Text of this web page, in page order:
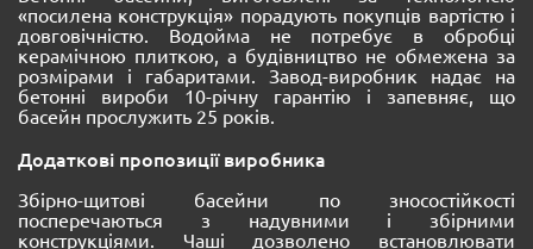
«посилена конструкція» порадують покупців вартістю і
довговічністю. Водойма не потребує в обробці
керамічною плиткою, а будівництво не обмежена за
розмірами і габаритами. Завод-виробник надає на
бетонні вироби 10-річну гарантію і запевняє, що
басейн прослужить 25 років.
Додаткові пропозиції виробника
Збірно-щитові басейни по зносостійкості
посперечаються з надувними і збірними
конструкціями. Чаші дозволено встановлювати